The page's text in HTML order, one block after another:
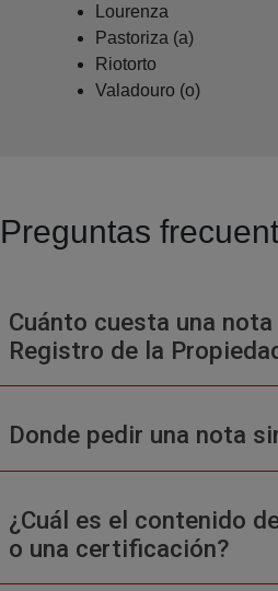
Lourenza
Pastoriza (a)
Riotorto
Valadouro (o)
Preguntas
Cuánto cuesta una
Registro de la
Donde pedir una nota
¿Cuál es el contenido
o una certificación?